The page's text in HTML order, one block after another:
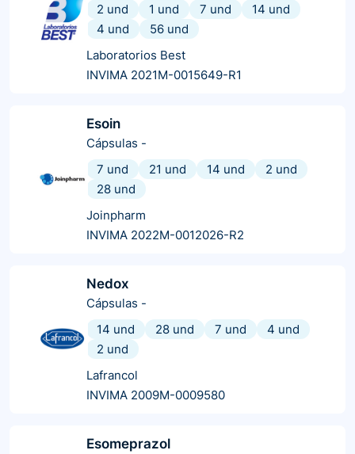
2 und
1 und 7 und
14 und
4 und
56 und
Laboratorios Best
INVIMA 2021M-0015649-R1
Esoin
Cápsulas -
7 und
21 und 14 und
2 und
28 und
Joinpharm
INVIMA 2022M-0012026-R2
Nedox
Cápsulas -
14 und
28 und 7 und
4 und
2 und
Lafrancol
INVIMA 2009M-0009580
Esomeprazol